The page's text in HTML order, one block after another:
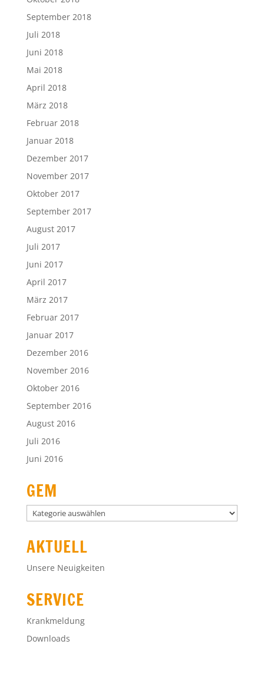
September 2018
Juli 2018
Juni 2018
Mai 2018
April 2018
März 2018
Februar 2018
Januar 2018
Dezember 2017
November 2017
Oktober 2017
September 2017
August 2017
Juli 2017
Juni 2017
April 2017
März 2017
Februar 2017
Januar 2017
Dezember 2016
November 2016
Oktober 2016
September 2016
August 2016
Juli 2016
Juni 2016
GEM
GEM
AKTUELL
Unsere Neuigkeiten
SERVICE
Krankmeldung
Downloads